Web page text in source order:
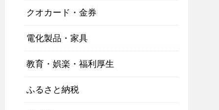
クオカード・金券
電化製品・家具
教育・娯楽・福利厚生
ふるさと納税